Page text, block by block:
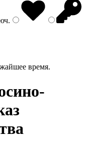
.
время.